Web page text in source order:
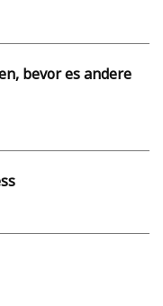
bevor es andere